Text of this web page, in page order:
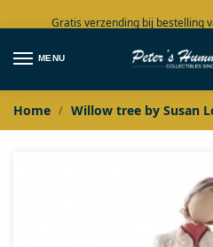
Gratis verzending bij bestelling
Grote collectie
MENU
Home / Willow tree by Susan